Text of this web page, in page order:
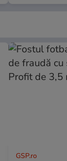
GSP.ro